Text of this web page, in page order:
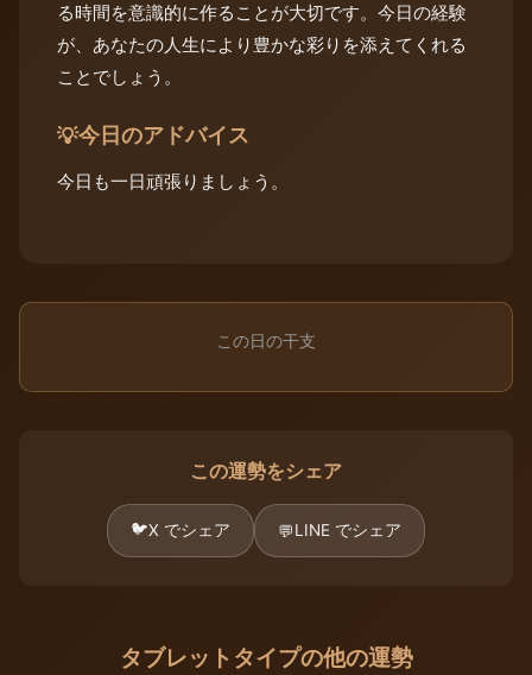
る時間を意識的に作ることが大切です。今日の経験
が、あなたの人生により豊かな彩りを添えてくれる
ことでしょう。
💡今日のアドバイス
今日も一日頑張りましょう。
この日の干支
この運勢をシェア
🐦X でシェア 💬LINE でシェア
タブレットタイプの他の運勢